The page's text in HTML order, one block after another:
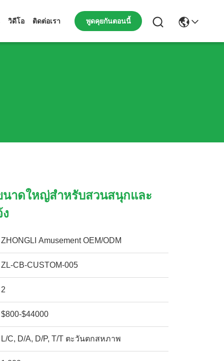
วิดีโอ ติดต่อเรา พูดคุยกันตอนนี้
นาดใหญ่สำหรับสวนสนุกและ
ZHONGLI Amusement OEM/ODM
ZL-CB-CUSTOM-005
2
$800-$44000
L/C, D/A, D/P, T/T ตะวันตกสหภาพ